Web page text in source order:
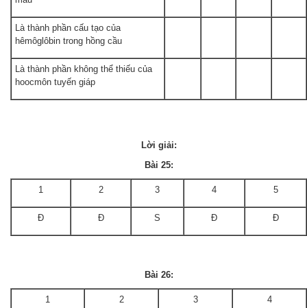
Là thành phần cấu tạo của
hêmôglôbin trong hồng cầu
Là thành phần không thể thiếu của
hoocmôn tuyến giáp
Lời giải:
Bài 25:
1 2 3 4 5
Đ Đ S Đ Đ
Bài 26:
1 2 3 4